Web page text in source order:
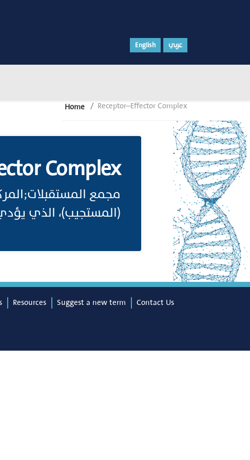
English عربي
Home Receptor–Effector Complex
Complex
مجمع
(المستجيب)، الذي
Resources Suggest a new term
Contact Us